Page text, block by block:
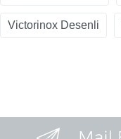
Victorinox Desenli